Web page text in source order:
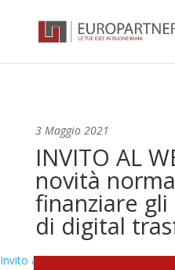
3 Maggio 2021
INVITO AL
novità
finanziare
di digital
Invito al Webinar! Le novità